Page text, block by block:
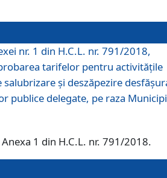
nr. 1 din H.C.L. nr. 791/2018,
tarifelor pentru activitățile
și deszăpezire
publice delegate, pe raza
1 din H.C.L. nr. 791/2018.